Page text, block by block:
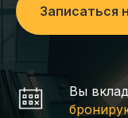
Записаться
Вы